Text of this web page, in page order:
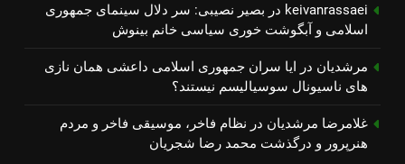
keivanrassaei در بصیر نصیبی: سر دلال سینمای جمهوری
اسلامی و آبگوشت خوری سیاسی خانم بینوش
مرشدیان در ایا سران جمهوری اسلامی داعشی همان نازی
های ناسیونال سوسیالیسم نیستند؟
غلامرضا مرشدیان در نظام فاخر، موسیقی فاخر و مردم
هنرپرور و درگذشت محمد رضا شجریان